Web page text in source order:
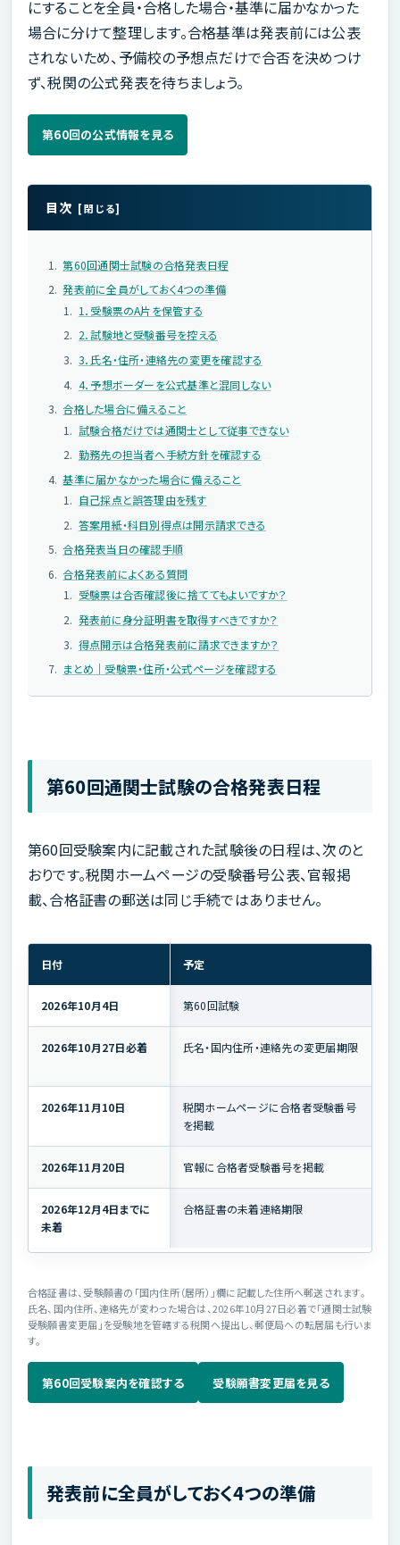
にすることを全員・合格した場合・基準に届かなかった
場合に分けて整理します。合格基準は発表前には公表
されないため、予備校の予想点だけで合否を決めつけ
ず、税関の公式発表を待ちましょう。
第60回の公式情報を見る
目次
第60回通関士試験の合格発表日程
発表前に全員がしておく4つの準備
1．受験票のA片を保管する
2．試験地と受験番号を控える
3．氏名・住所・連絡先の変更を確認する
4．予想ボーダーを公式基準と混同しない
合格した場合に備えること
試験合格だけでは通関士として従事できない
勤務先の担当者へ手続方針を確認する
基準に届かなかった場合に備えること
自己採点と誤答理由を残す
答案用紙・科目別得点は開示請求できる
合格発表当日の確認手順
合格発表前によくある質問
受験票は合否確認後に捨ててもよいですか？
発表前に身分証明書を取得すべきですか？
得点開示は合格発表前に請求できますか？
まとめ｜受験票・住所・公式ページを確認する
第60回通関士試験の合格発表日程
第60回受験案内に記載された試験後の日程は、次のと
おりです。税関ホームページの受験番号公表、官報掲
載、合格証書の郵送は同じ手続ではありません。
日付 予定
2026年10月4日 第60回試験
2026年10月27日必着 氏名・国内住所・連絡先の変更届期限
2026年11月10日
税関ホームページに合格者受験番号
を掲載
2026年11月20日 官報に合格者受験番号を掲載
2026年12月4日までに
未着
合格証書の未着連絡期限
合格証書は、受験願書の「国内住所（居所）」欄に記載した住所へ郵送されます。
氏名、国内住所、連絡先が変わった場合は、2026年10月27日必着で「通関士試験
受験願書変更届」を受験地を管轄する税関へ提出し、郵便局への転居届も行いま
す。
第60回受験案内を確認する 受験願書変更届を見る
発表前に全員がしておく4つの準備